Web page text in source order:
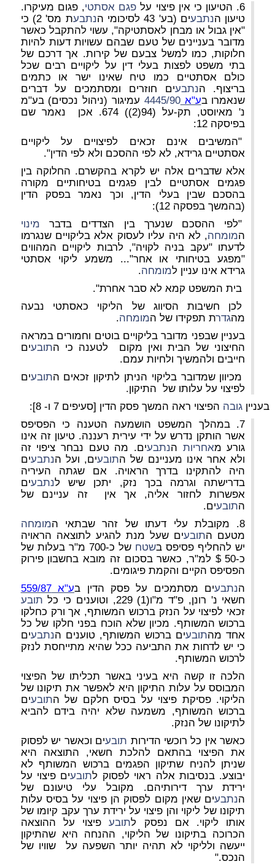
6. הטיעון כי אין פיצוי על
פגם אסתטי, פגום מעיקרו.
טיעון הנתבעים (בע' 43 לסיכומי ה נתבע
ת מס' 2) כי
"אין גבול או מבחן לאסתטיקה", עשוי להתקבל כאשר
מדובר בעניינים של טעם שבהם עשויות דעות להיות
חלוקות, כמו למשל צבעם של קירות. אך דרכם של
בתי משפט לפצות בעלי דין על ליקויים רבים שכל
כולם אסתטיים כמו טיח שאינו ישר או כתמים
בריצוף. הנתבעים חוזרים ומסתמכים על דברים
שנאמרו בע"א4445/90 עמיגור (ניהול נכסים) בע"מ
נ' מאיוסט, תק-על (94(2)) 674. אכן נאמר שם
בפיסקה 12:
"המשיבים אינם זכאים לפיצויים על ליקויים
אסתטיים גרידא, לא לפי ההסכם ולא לפי הדין".
אלא שדברים אלה יש לקרא בהקשרם. החלוקה בין
פגמים אסתטיים לבין פגמים בטיחותיים מקורה
בהסכם שבין בעלי הדין, וכך נאמר בפסק הדין
(בהמשך בפסקה 12):
"לפי ההסכם שנערך בין הצדדים בדבר מינוי
המומחה, לא היה עליו לעסוק אלא בליקויים שנגרמו
לדעתו "עקב בניה לקויה", לרבות ליקויים המהווים
"מפגע בטיחותי או אחר"... משמע ליקוי אסתטי
גרידא אינו עניין למומחה.
בית המשפט קמא לא סבר אחרת".
לכן חשיבות הסיווג של הליקוי כאסתטי נבעה
מהגדרת תפקידו של המומחה.
בעניין שבפני מדובר בליקויים בוטים וחמורים במראה
החיצוני של הבית ואין מקום לטענה כי התובעים
חייבים ולהמשיך ולחיות עמם.
מכיוון שמדובר בליקוי הניתן לתיקון זכאים התובעים
לפיצוי על עלותו של התיקון.
בעניין גובה הפיצוי ראה המשך פסק הדין [סעיפים 7 ו- 8]:
7. במהלך המשפט הושמעה הטענה כי הפסיפס
אשר הותקן נדרש על ידי עירית רעננה. טיעון זה אינו
גורע מאחריות הנתבעים. מה טעם נבחר ציפוי זה
ולא אחר אינו מעניינם של התובעים, ועל הנתבעים
היה להתקינו בדרך הראויה. אם שגתה העיריה
בדרישתה וגרמה בכך נזק, יתכן שיש לנתבעים
אפשרות לחזור אליה, אך אין זה עניינם של
התובעים.
8. מקובלת עלי דעתו של זהר שבתאי ה
מומחה
מטעם התובעים שעל מנת להגיע לתוצאה הראויה
יש להחליף פסיפס בשטח
של כ-700 מ"ר בעלות של
כ-50 $ למ"ר, כאשר בסכום זה מובא בחשבון פירוק
הפסיפס הקיים והקמת פיגומים.
הנתבעים מסתמכים על פסק הדין בע"א 559/87
חשאי נ' רונן, פ"ד מ"ו(1) 229, וטוענים כי כל
תובע
זכאי לפיצוי על הנזק ברכוש המשותף, אך ורק כחלקו
ברכוש המשותף. מכיון שלא הוכח בפני חלקו של כל
אחד מהתובעים ברכוש המשותף, טוענים הנתבעים
כי יש לדחות את התביעה ככל שהיא מתייחסת לנזק
לרכוש המשותף.
הלכה זו קשה היא בעיני באשר תכליתו של הפיצוי
המבוסס על עלות התיקון היא לאפשר את תיקונו של
הליקוי. פסיקת פיצוי על בסיס חלקם של התובעים
ברכוש המשותף, משמעה שלא יהיה בידם להביא
לתיקונו של הנזק.
כאשר אין כל רוכשי הדירות תובעים וכאשר יש לפסוק
את הפיצוי בהתאם להלכת חשאי, התוצאה היא
שניתן להניח שתיקון הפגמים ברכוש המשותף לא
יבוצע. בנסיבות אלה ראוי לפסוק לתובעים פיצוי על
ירידת ערך דירותיהם. מקובל עלי טיעונם של
הנתבעים שאין מקום לפסוק הן פיצוי על בסיס עלות
תיקונו של ליקוי והן פיצוי על ירידת ערך עקב קיומו של
אותו ליקוי. אם נפסק לתובעפיצוי על ההוצאה
הכרוכה בתיקונו של הליקוי, ההנחה היא שהתיקון
ייעשה ולליקוי לא תהיה יותר השפעה על שוויו של
הנכס."